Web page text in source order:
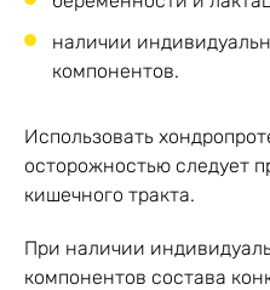
наличии
компонентов.
Использовать
осторожностью следует
кишечного тракта.
При наличии
компонентов состава